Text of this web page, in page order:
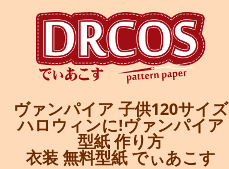
ヴァンパイア 子供120サイズ
ハロウィンに!ヴァンパイア
型紙 作り方
衣装 無料型紙 でぃあこす